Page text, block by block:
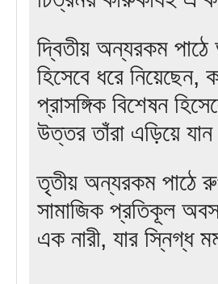
দ্বিতীয় অন্যরকম
হিসেবে ধরে নিয়েছেন,
প্রাসঙ্গিক বিশেষন
উত্তর তাঁরা এড়িয়ে
তৃতীয় অন্যরকম পাঠে
সামাজিক প্রতিকূল
এক নারী, যার স্নিগ্ধ